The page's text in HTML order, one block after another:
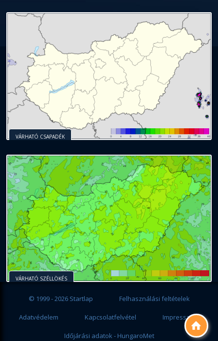

VÁRHATÓ CSAPADÉK
VÁRHATÓ SZÉLLÖKÉS
© 1999 - 2026 Startlap Felhasználási feltételek
Adatvédelem Kapcsolatfelvétel Impresszum
Időjárási adatok - HungaroMet